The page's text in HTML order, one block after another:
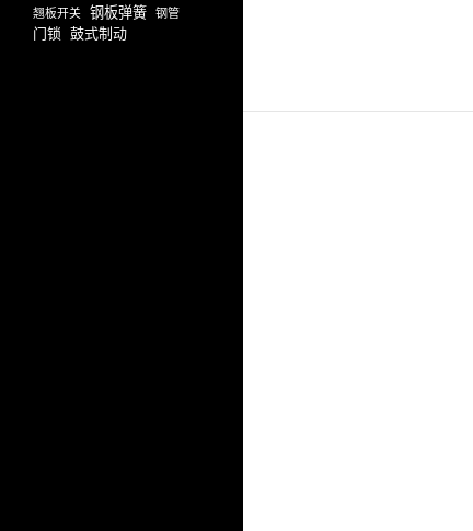
翘板开关 钢板弹簧 钢管
门锁 鼓式制动